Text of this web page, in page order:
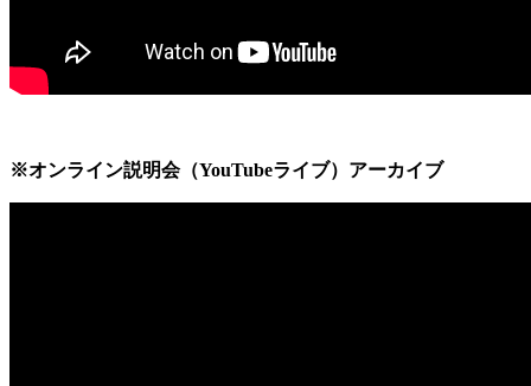
※オンライン説明会（YouTubeライブ）アーカイブ